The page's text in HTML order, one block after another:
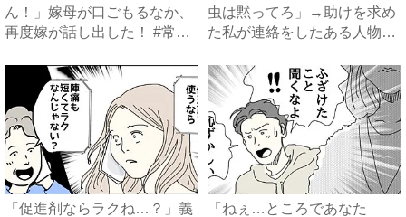
ん！」嫁母が口ごもるなか、
再度嫁が話し出した！ #常識
虫は黙ってろ」→助けを求め
た私が連絡をしたある人物と
「促進剤ならラクね…？」義
「ねぇ…ところであなた